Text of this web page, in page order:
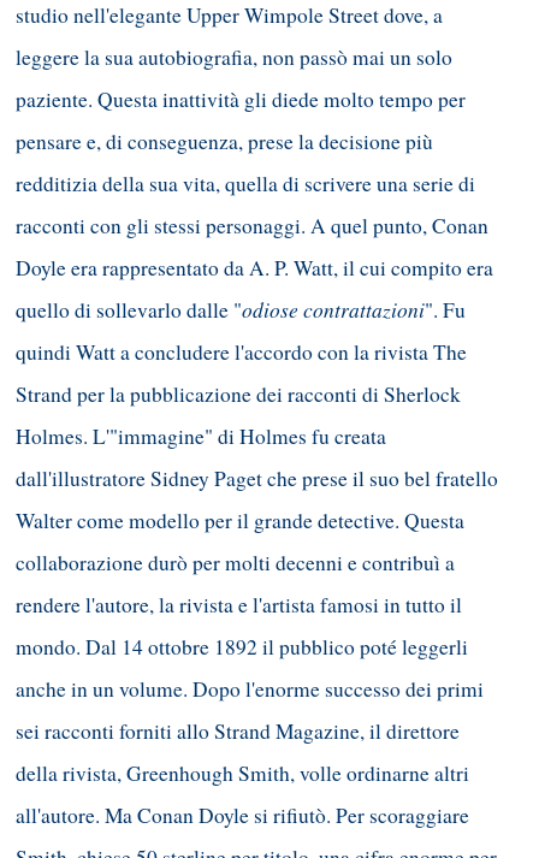
studio nell'elegante Upper Wimpole Street dove, a
leggere la sua autobiografia, non passò mai un solo
paziente. Questa inattività gli diede molto tempo per
pensare e, di conseguenza, prese la decisione più
redditizia della sua vita, quella di scrivere una serie di
racconti con gli stessi personaggi. A quel punto, Conan
Doyle era rappresentato da A. P. Watt, il cui compito era
quello di sollevarlo dalle "odiose contrattazioni". Fu
quindi Watt a concludere l'accordo con la rivista The
Strand per la pubblicazione dei racconti di Sherlock
Holmes. L'"immagine" di Holmes fu creata
dall'illustratore Sidney Paget che prese il suo bel fratello
Walter come modello per il grande detective. Questa
collaborazione durò per molti decenni e contribuì a
rendere l'autore, la rivista e l'artista famosi in tutto il
mondo. Dal 14 ottobre 1892 il pubblico poté leggerli
anche in un volume. Dopo l'enorme successo dei primi
sei racconti forniti allo Strand Magazine, il direttore
della rivista, Greenhough Smith, volle ordinarne altri
all'autore. Ma Conan Doyle si rifiutò. Per scoraggiare